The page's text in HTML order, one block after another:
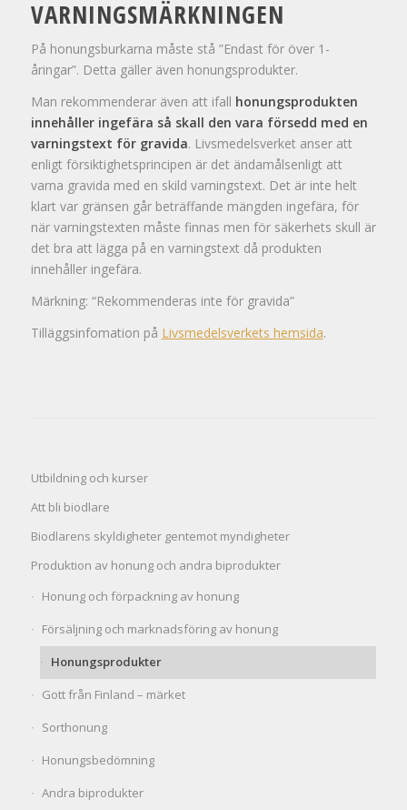
VARNINGSMÄRKNINGEN
På honungsburkarna måste stå ”Endast för över 1-
åringar”. Detta gäller även honungsprodukter.
Man rekommenderar även att ifall honungsprodukten
innehåller ingefära så skall den vara försedd med en
varningstext för gravida. Livsmedelsverket anser att
enligt försiktighetsprincipen är det ändamålsenligt att
varna gravida med en skild varningstext. Det är inte helt
klart var gränsen går beträffande mängden ingefära, för
när varningstexten måste finnas men för säkerhets skull är
det bra att lägga på en varningstext då produkten
innehåller ingefära.
Märkning: “Rekommenderas inte för gravida”
Tilläggsinfomation på Livsmedelsverkets hemsida.
Utbildning och kurser
Att bli biodlare
Biodlarens skyldigheter gentemot myndigheter
Produktion av honung och andra biprodukter
Honung och förpackning av honung
Försäljning och marknadsföring av honung
Honungsprodukter
Gott från Finland – märket
Sorthonung
Honungsbedömning
Andra biprodukter